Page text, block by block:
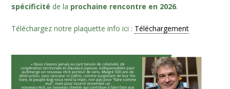
spécificité de la prochaine rencontre en 2026.
Téléchargez notre plaquette info ici : Téléchargement